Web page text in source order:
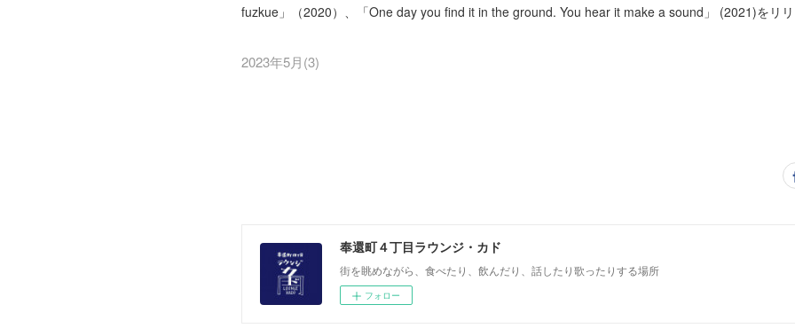
fuzkue」（2020）、「One day you find it in the ground. You hear it make a sound」 (2021)をリ
2023年5月(3)
奉還町４丁目ラウンジ・カド
街を眺めながら、食べたり、飲んだり、話したり歌ったりする場所
フォロー